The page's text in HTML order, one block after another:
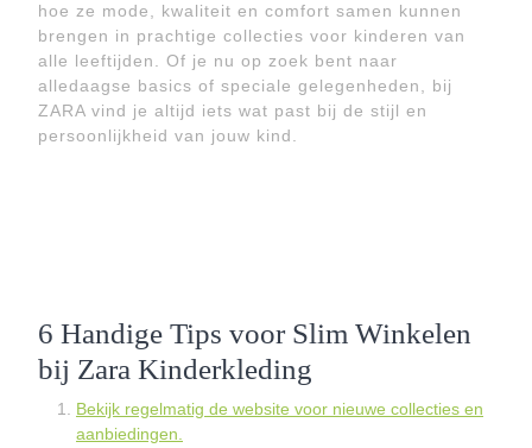
hoe ze mode, kwaliteit en comfort samen kunnen
brengen in prachtige collecties voor kinderen van
alle leeftijden. Of je nu op zoek bent naar
alledaagse basics of speciale gelegenheden, bij
ZARA vind je altijd iets wat past bij de stijl en
persoonlijkheid van jouw kind.
6 Handige Tips voor Slim Winkelen
bij Zara Kinderkleding
Bekijk regelmatig de website voor nieuwe collecties en
aanbiedingen.